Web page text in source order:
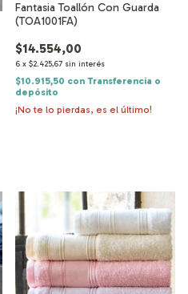
Fantasia Toallón Con Guarda
(TOA1001FA)
$14.554,00
6 x $2.425,67 sin interés
$10.915,50 con Transferencia o
depósito
¡No te lo pierdas, es el último!